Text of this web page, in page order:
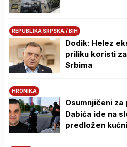
REPUBLIKA SRPSKA / BIH
Dodik: Helez
priliku koristi
Srbima
HRONIKA
Osumnjičeni za
Dabića ide na
predložen